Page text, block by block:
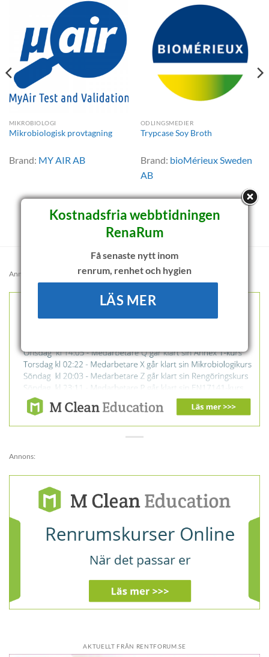
MIKROBIOLOGI
Mikrobiologisk provtagning
Brand: MY AIR AB
ODLINGSMEDIER
Trypcase Soy Broth
Brand: bioMérieux Sweden
AB
Annons:
Annons:
AKTUELLT FRÅN RENTFORUM.SE
Kostnadsfria webbtidningen
RenaRum
Få senaste nytt inom
renrum, renhet och hygien
LÄS MER